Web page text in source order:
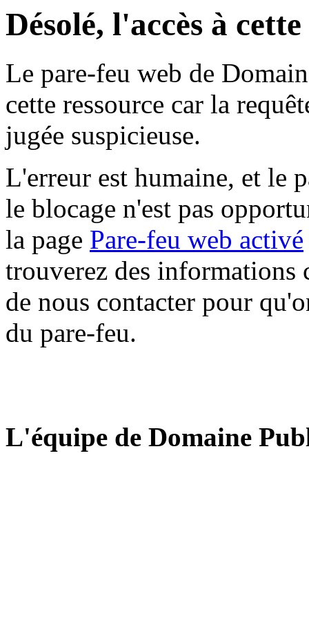
Désolé, l'accès à
Le pare-feu web de
cette ressource car la
jugée suspicieuse.
L'erreur est humaine, et le
le blocage n'est pas
la page Pare-feu web activé
trouverez des informations
de nous contacter pour
du pare-feu.
L'équipe de Domaine